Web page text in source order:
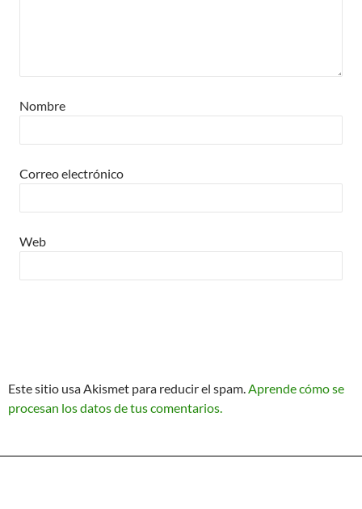
Nombre
Correo electrónico
Web
Este sitio usa Akismet para reducir el spam.Aprende cómo se
procesan los datos de tus comentarios.